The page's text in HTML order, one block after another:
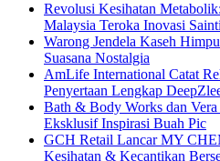
Revolusi Kesihatan
Malaysia Teroka Inovasi
Warong Jendela Kaseh
Suasana Nostalgia
AmLife International Catat
Penyertaan Lengkap
Bath & Body Works dan
Eksklusif Inspirasi Buah Pic
GCH Retail Lancar MY
Kesihatan & Kecantikan